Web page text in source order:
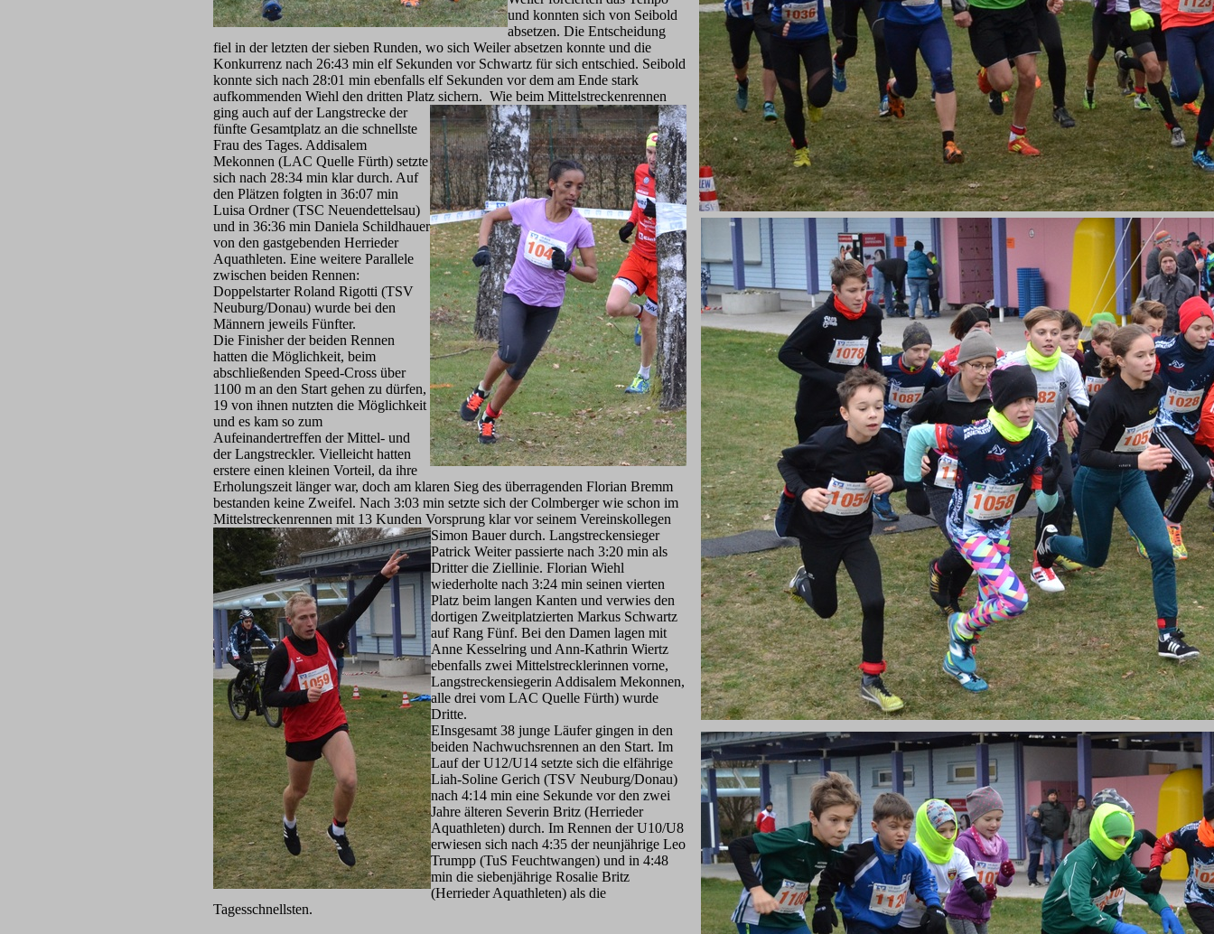
und konnten sich von Seibold
absetzen. Die Entscheidung
fiel in der letzten der sieben Runden, wo sich Weiler absetzen konnte und die
Konkurrenz nach 26:43 min elf Sekunden vor Schwartz für sich entschied. Seibold
konnte sich nach 28:01 min ebenfalls elf Sekunden vor dem am Ende stark
aufkommenden Wiehl den dritten Platz sichern. Wie beim Mittelstreckenrennen
ging auch auf der Langstrecke der
fünfte Gesamtplatz an die schnellste
Frau des Tages. Addisalem
Mekonnen (LAC Quelle Fürth) setzte
sich nach 28:34 min klar durch. Auf
den Plätzen folgten in 36:07 min
Luisa Ordner (TSC Neuendettelsau)
und in 36:36 min Daniela Schildhauer
von den gastgebenden Herrieder
Aquathleten. Eine weitere Parallele
zwischen beiden Rennen:
Doppelstarter Roland Rigotti (TSV
Neuburg/Donau) wurde bei den
Männern jeweils Fünfter.
Die Finisher der beiden Rennen
hatten die Möglichkeit, beim
abschließenden Speed-Cross über
1100 m an den Start gehen zu dürfen,
19 von ihnen nutzten die Möglichkeit
und es kam so zum
Aufeinandertreffen der Mittel- und
der Langstreckler. Vielleicht hatten
erstere einen kleinen Vorteil, da ihre
Erholungszeit länger war, doch am klaren Sieg des überragenden Florian Bremm
bestanden keine Zweifel. Nach 3:03 min setzte sich der Colmberger wie schon im
Mittelstreckenrennen mit 13 Kunden Vorsprung klar vor seinem Vereinskollegen
Simon Bauer durch. Langstreckensieger
Patrick Weiter passierte nach 3:20 min als
Dritter die Ziellinie. Florian Wiehl
wiederholte nach 3:24 min seinen vierten
Platz beim langen Kanten und verwies den
dortigen Zweitplatzierten Markus Schwartz
auf Rang Fünf. Bei den Damen lagen mit
Anne Kesselring und Ann-Kathrin Wiertz
ebenfalls zwei Mittelstrecklerinnen vorne,
Langstreckensiegerin Addisalem Mekonnen,
alle drei vom LAC Quelle Fürth) wurde
Dritte.
EInsgesamt 38 junge Läufer gingen in den
beiden Nachwuchsrennen an den Start. Im
Lauf der U12/U14 setzte sich die elfährige
Liah-Soline Gerich (TSV Neuburg/Donau)
nach 4:14 min eine Sekunde vor den zwei
Jahre älteren Severin Britz (Herrieder
Aquathleten) durch. Im Rennen der U10/U8
erwiesen sich nach 4:35 der neunjährige Leo
Trumpp (TuS Feuchtwangen) und in 4:48
min die siebenjährige Rosalie Britz
(Herrieder Aquathleten) als die
Tagesschnellsten.